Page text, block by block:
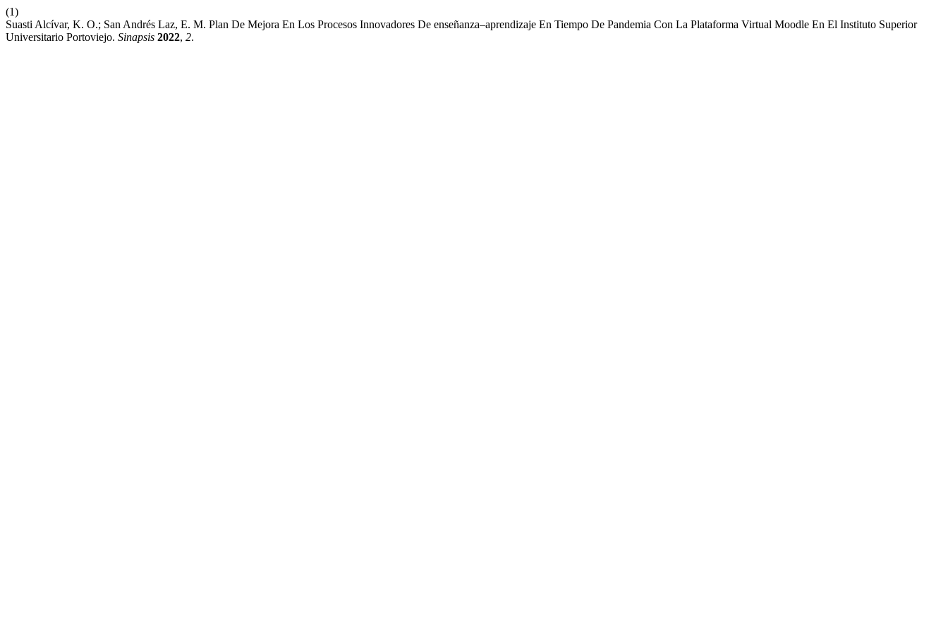
(1)
Suasti Alcívar, K. O.; San Andrés Laz, E. M. Plan De Mejora En Los Procesos Innovadores De enseñanza–aprendizaje En Tiempo De Pandemia Con La Plataforma Virtual Moodle En El Instituto Superior
Universitario Portoviejo. Sinapsis 2022, 2.